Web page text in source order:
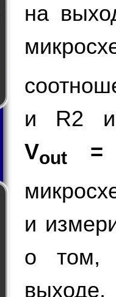
на
и R2 и
Vout
=
и
о том,
выходе.